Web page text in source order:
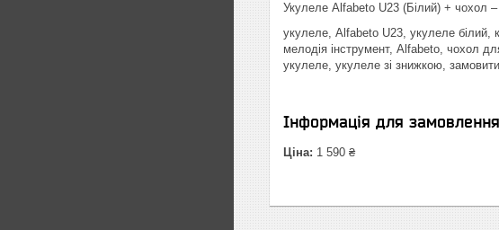
Укулеле Alfabeto U23 (Білий) + чохол –
укулеле, Alfabeto U23, укулеле білий,
мелодія інструмент, Alfabeto, чохол
укулеле, укулеле зі знижкою,
Інформація для замовлення
Ціна: 1 590 ₴